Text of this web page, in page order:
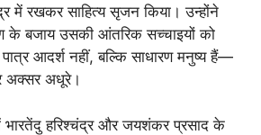
में रखकर साहित्य सृजन किया। उन्होंने
के बजाय उसकी आंतरिक सच्चाइयों को
आदर्श नहीं, बल्कि साधारण मनुष्य हैं—
अक्सर अधूरे।
में भारतेंदु हरिश्चंद्र और जयशंकर प्रसाद के